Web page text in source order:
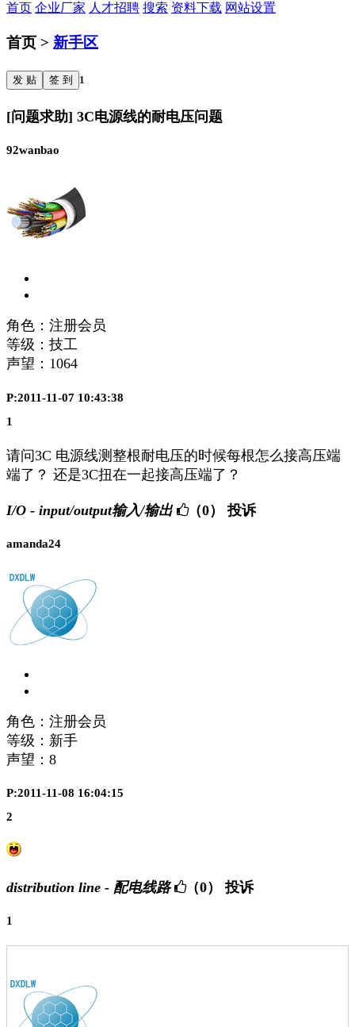
首页 企业厂家 人才招聘 搜索 资料下载 网站设置
首页 > 新手区
发 贴 签 到 1
[问题求助] 3C电源线的耐电压问题
92wanbao
角色：注册会员
等级：技工
声望： 1064
P:2011-11-07 10:43:38
1
请问3C 电源线测整根耐电压的时候每根怎么接高压端
端了？ 还是3C扭在一起接高压端了？
I/O - input/output输入/输出 （0） 投诉
amanda24
角色：注册会员
等级：新手
声望： 8
P:2011-11-08 16:04:15
2
distribution line - 配电线路 （0） 投诉
1